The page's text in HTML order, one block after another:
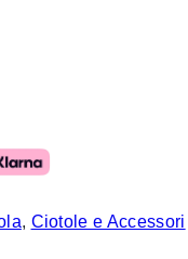
, Ciotole e Accessori